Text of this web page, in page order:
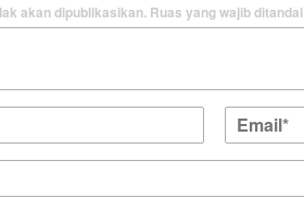
akan dipublikasikan. Ruas yang wajib ditandai